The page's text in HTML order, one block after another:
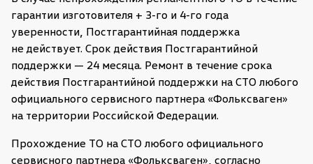
гарантии изготовителя + 3-го и 4-го года
уверенности, Постгарантийная поддержка
не действует. Срок действия Постгарантийной
поддержки — 24 меcяца. Ремонт в течение срока
действия Постгарантийной поддержки на СТО любого
официального сервисного партнера «Фольксваген»
на территории Российской Федерации.
Прохождение ТО на СТО любого официального
сервисного партнера «Фольксваген», согласно